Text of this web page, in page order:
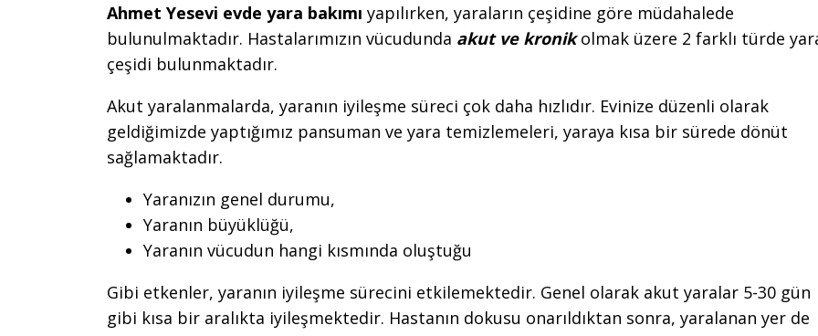
Ahmet Yesevi evde yara bakımı yapılırken, yaraların çeşidine göre müdahalede
bulunulmaktadır. Hastalarımızın vücudunda akut ve kronikolmak üzere 2 farklı türde
çeşidi bulunmaktadır.
Akut yaralanmalarda, yaranın iyileşme süreci çok daha hızlıdır. Evinize düzenli olarak
geldiğimizde yaptığımız pansuman ve yara temizlemeleri, yaraya kısa bir sürede dönüt
sağlamaktadır.
Yaranızın genel durumu,
Yaranın büyüklüğü,
Yaranın vücudun hangi kısmında oluştuğu
Gibi etkenler, yaranın iyileşme sürecini etkilemektedir. Genel olarak akut yaralar 5-30 gün
gibi kısa bir aralıkta iyileşmektedir. Hastanın dokusu onarıldıktan sonra, yaralanan yer de